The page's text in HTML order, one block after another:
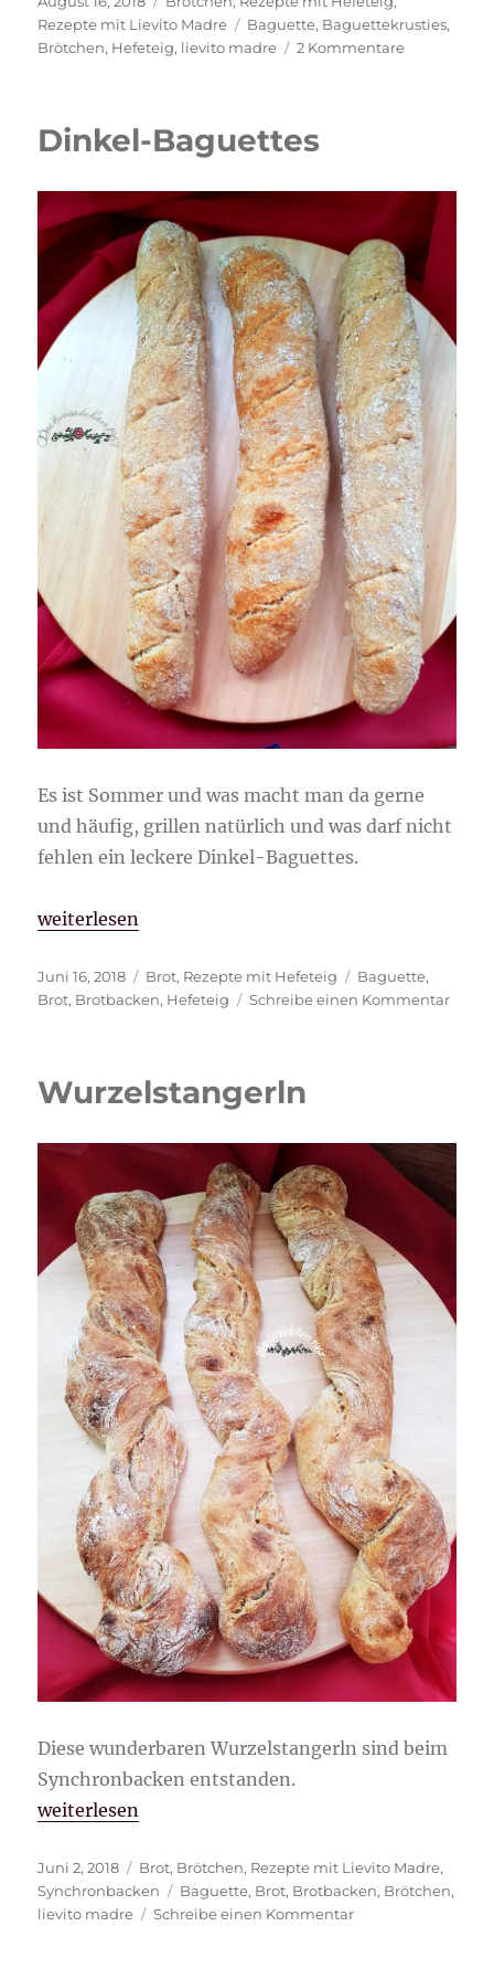
am
Rezepte mit Lievito Madre
Schlagwörter
Baguette, Baguettekrusties,
Brötchen, Hefeteig, lievito madre 2 Kommentarezu
Dinkel-Baguettes
Es ist Sommer und was macht man da gerne
und häufig, grillen natürlich und was darf nicht
fehlen ein leckere Dinkel-Baguettes.
„Dinkel-Baguettes“
weiterlesen
Veröffentlicht
am
Juni 16, 2018 Kategorien
Brot, Rezepte mit Hefeteig Schlagwörter
Baguette,
Brot, Brotbacken, Hefeteig Schreibe einen Kommentarzu
Wurzelstangerln
Diese wunderbaren Wurzelstangerln sind beim
Synchronbacken entstanden.
„Wurzelstangerln“
weiterlesen
Veröffentlicht
am
Juni 2, 2018 Kategorien
Brot, Brötchen, Rezepte mit Lievito Madre,
Synchronbacken
Schlagwörter
Baguette, Brot, Brotbacken, Brötchen,
lievito madre
Schreibe einen Kommentarzu